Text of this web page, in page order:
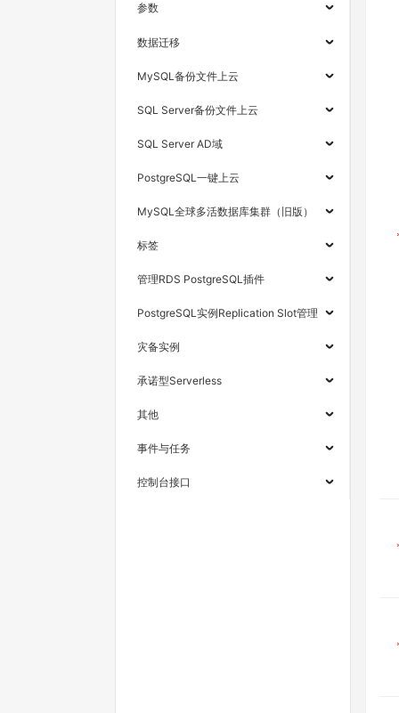
参数
数据迁移
MySQL备份文件上云
SQL Server备份文件上云
SQL Server AD域
PostgreSQL一键上云
MySQL全球多活数据库集群（旧版）
标签
管理RDS PostgreSQL插件
PostgreSQL实例Replication Slot管理
灾备实例
承诺型Serverless
其他
事件与任务
控制台接口